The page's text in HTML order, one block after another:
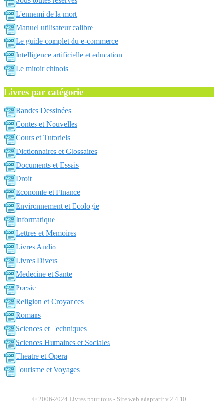
L'ennemi de la mort
Manuel utilisateur calibre
Le guide complet du e-commerce
Intelligence artificielle et education
Le miroir chinois
Livres par catégorie
Bandes Dessinées
Contes et Nouvelles
Cours et Tutoriels
Dictionnaires et Glossaires
Documents et Essais
Droit
Economie et Finance
Environnement et Ecologie
Informatique
Lettres et Memoires
Livres Audio
Livres Divers
Medecine et Sante
Poesie
Religion et Croyances
Romans
Sciences et Techniques
Sciences Humaines et Sociales
Theatre et Opera
Tourisme et Voyages
© 2006-2024 Livres pour tous - Site web adaptatif v.2.4.10